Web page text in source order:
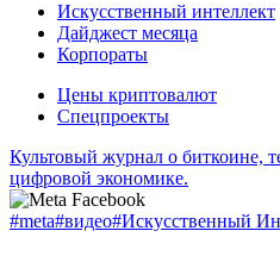
Искусственный интеллект
Дайджест месяца
Корпораты
Цены криптовалют
Спецпроекты
Культовый журнал о биткоине,
цифровой экономике.
#meta#видео#Искусственный